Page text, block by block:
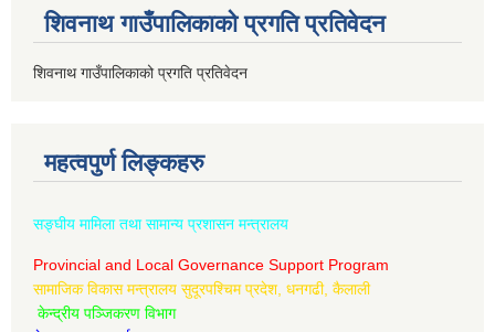
शिवनाथ गाउँपालिकाको प्रगति प्रतिवेदन
शिवनाथ गाउँपालिकाको प्रगति प्रतिवेदन
महत्वपुर्ण लिङ्कहरु
सङ्घीय मामिला तथा सामान्य प्रशासन मन्त्रालय
Provincial and Local Governance Support Program
सामाजिक विकास मन्त्रालय सुदूरपश्चिम प्रदेश, धनगढी, कैलाली
केन्द्रीय पञ्जिकरण विभाग